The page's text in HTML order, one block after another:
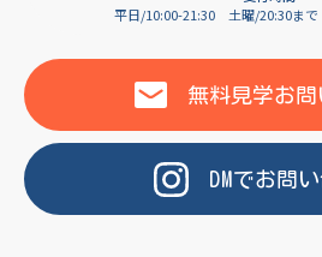
平日/10:00-21:30
土曜/20:30まで
無料見学お問
DMでお問